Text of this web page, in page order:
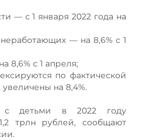
— с 1 января 2022 года на
— на 8,6% с 1
8,6% с 1 апреля;
по фактической
на 8,4%.
с детьми в 2022 году
трлн рублей, сообщают